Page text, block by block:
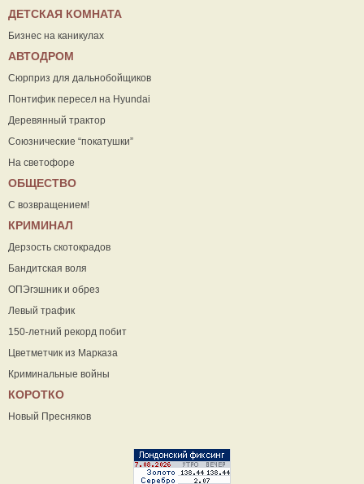
ДЕТСКАЯ КОМНАТА
Бизнес на каникулах
АВТОДРОМ
Сюрприз для дальнобойщиков
Понтифик пересел на Hyundai
Деревянный трактор
Союзнические “покатушки”
На светофоре
ОБЩЕСТВО
С возвращением!
КРИМИНАЛ
Дерзость скотокрадов
Бандитская воля
ОПЭгэшник и обрез
Левый трафик
150-летний рекорд побит
Цветметчик из Марказа
Криминальные войны
КОРОТКО
Новый Пресняков